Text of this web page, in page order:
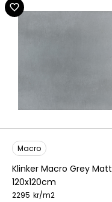
Macro
Klinker Macro Grey Matt
120x120cm
2295 kr/m2